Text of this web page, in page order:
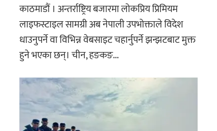
काठमाडौं । अन्तर्राष्ट्रिय बजारमा लोकप्रिय प्रिमियम
लाइफस्टाइल सामग्री अब नेपाली उपभोक्ताले विदेश
धाउनुपर्ने वा विभिन्न वेबसाइट चहार्नुपर्ने झन्झटबाट मुक्त
हुने भएका छन्। चीन, हङकङ...